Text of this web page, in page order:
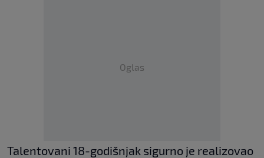
Oglas
Talentovani 18-godišnjak sigurno je realizovao